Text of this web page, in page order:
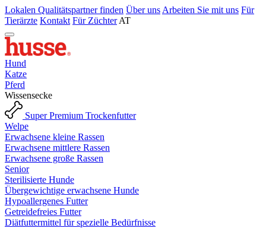
Lokalen Qualitätspartner finden Über uns Arbeiten Sie mit uns Für
Tierärzte Kontakt Für Züchter AT
Hund
Katze
Pferd
Wissensecke
Super Premium Trockenfutter
Welpe
Erwachsene kleine Rassen
Erwachsene mittlere Rassen
Erwachsene große Rassen
Senior
Sterilisierte Hunde
Übergewichtige erwachsene Hunde
Hypoallergenes Futter
Getreidefreies Futter
Diätfuttermittel für spezielle Bedürfnisse